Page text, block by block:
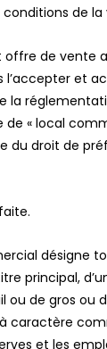
de la
de vente
l’accepter et
la
« local
du droit de
désigne
principal,
ou de gros ou
caractère
et les